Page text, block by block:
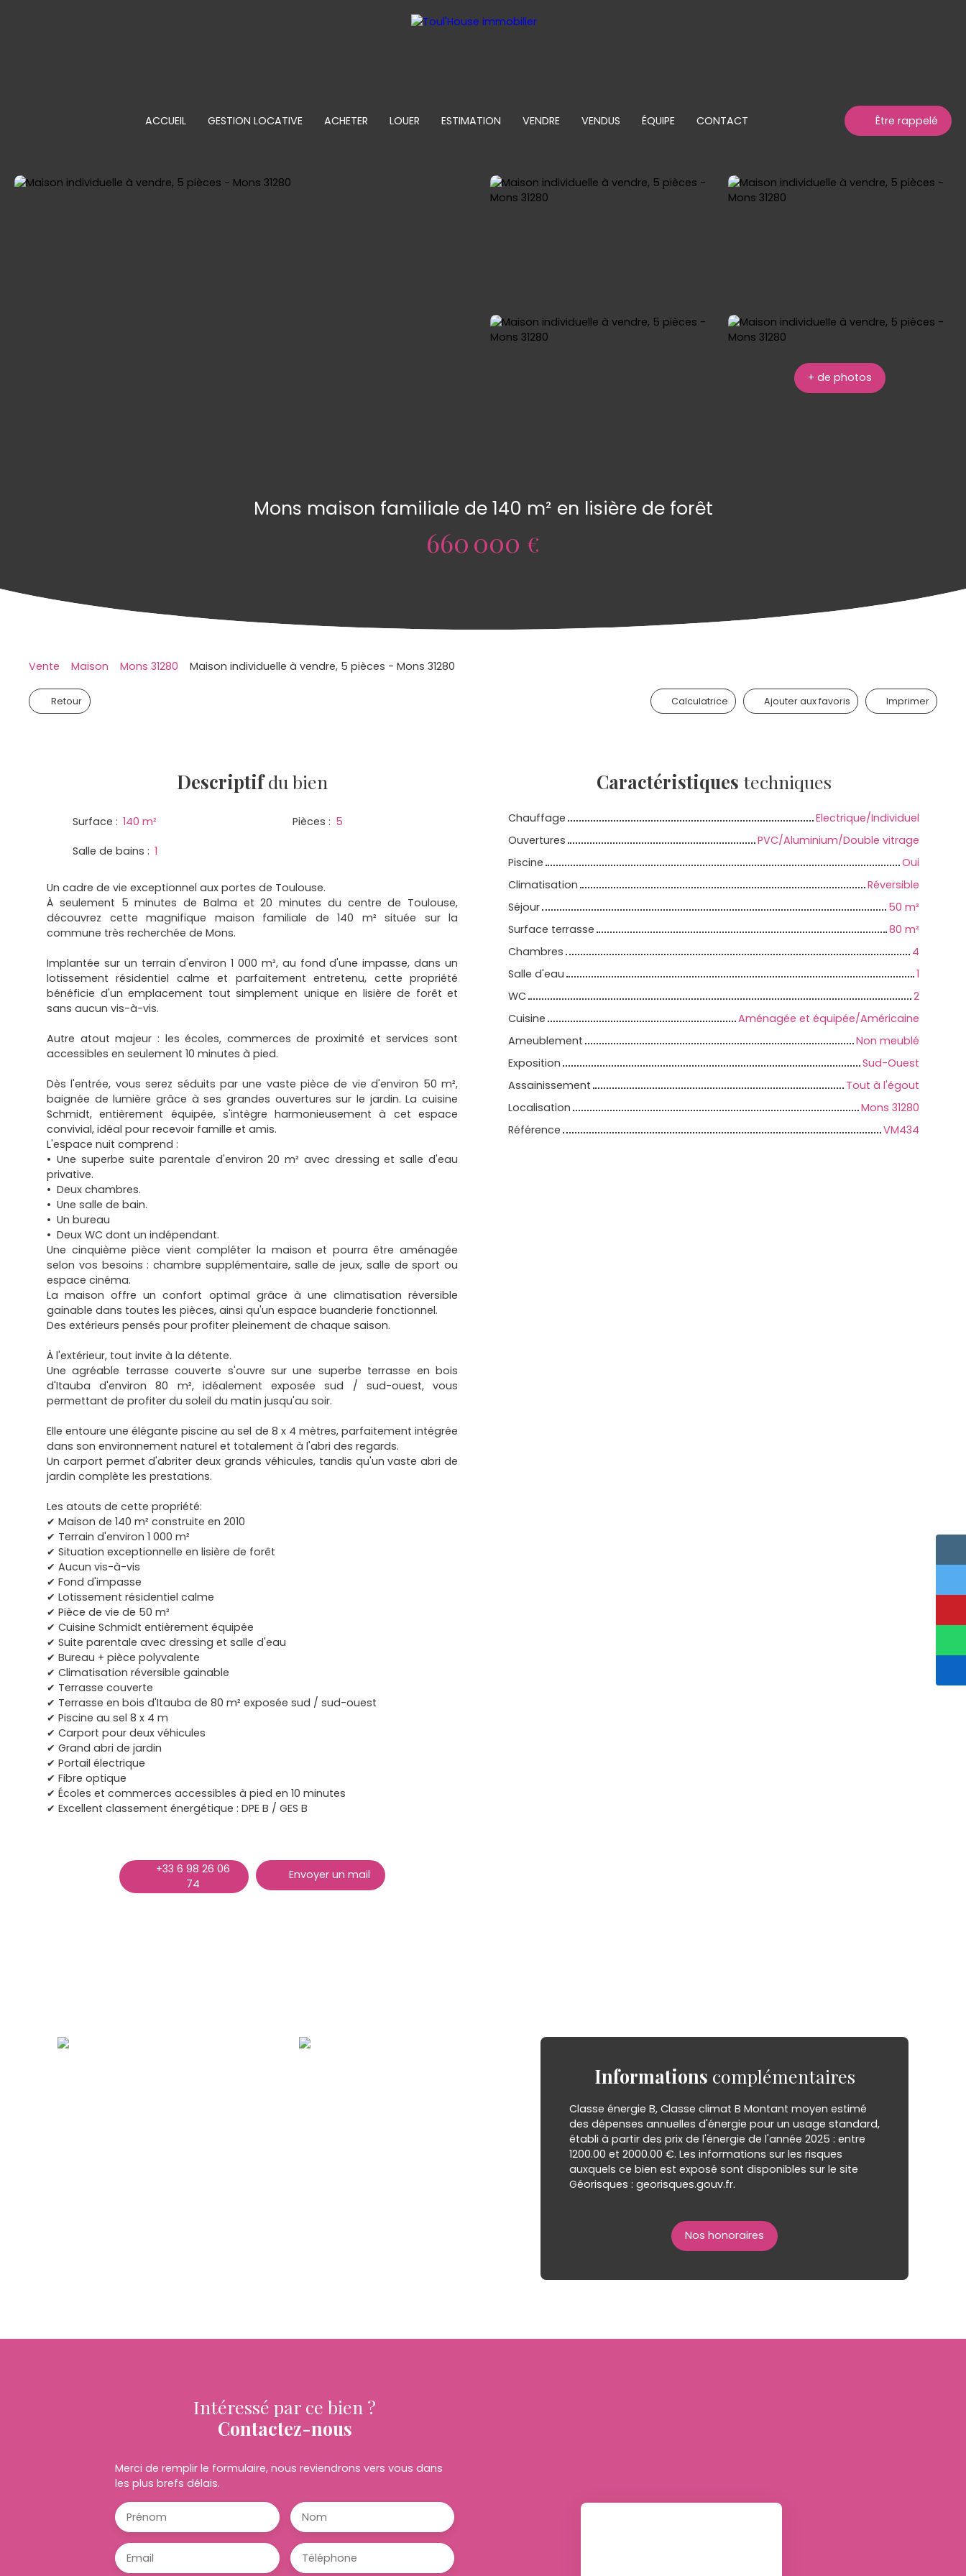
ACCUEIL GESTION LOCATIVE ACHETER LOUER ESTIMATION VENDRE VENDUS ÉQUIPE CONTACT Être rappelé
+ de photos
Mons maison familiale de 140 m² en lisière de forêt
660 000 €
Vente Maison Mons 31280 Maison individuelle à vendre, 5 pièces - Mons 31280
Retour Calculatrice Ajouter aux favoris Imprimer
Descriptifdu bien
Surface : 140 m² Pièces : 5
Salle de bains : 1
Un cadre de vie exceptionnel aux portes de Toulouse.
À seulement 5 minutes de Balma et 20 minutes du centre de Toulouse,
découvrez cette magnifique maison familiale de 140 m² située sur la
commune très recherchée de Mons.
Implantée sur un terrain d'environ 1 000 m², au fond d'une impasse, dans un
lotissement résidentiel calme et parfaitement entretenu, cette propriété
bénéficie d'un emplacement tout simplement unique en lisière de forêt et
sans aucun vis-à-vis.
Autre atout majeur : les écoles, commerces de proximité et services sont
accessibles en seulement 10 minutes à pied.
Dès l'entrée, vous serez séduits par une vaste pièce de vie d'environ 50 m²,
baignée de lumière grâce à ses grandes ouvertures sur le jardin. La cuisine
Schmidt, entièrement équipée, s'intègre harmonieusement à cet espace
convivial, idéal pour recevoir famille et amis.
L'espace nuit comprend :
Une superbe suite parentale d'environ 20 m² avec dressing et salle d'eau
privative.
Deux chambres.
Une salle de bain.
Un bureau
Deux WC dont un indépendant.
Une cinquième pièce vient compléter la maison et pourra être aménagée
selon vos besoins : chambre supplémentaire, salle de jeux, salle de sport ou
espace cinéma.
La maison offre un confort optimal grâce à une climatisation réversible
gainable dans toutes les pièces, ainsi qu'un espace buanderie fonctionnel.
Des extérieurs pensés pour profiter pleinement de chaque saison.
À l'extérieur, tout invite à la détente.
Une agréable terrasse couverte s'ouvre sur une superbe terrasse en bois
d'Itauba d'environ 80 m², idéalement exposée sud / sud-ouest, vous
permettant de profiter du soleil du matin jusqu'au soir.
Elle entoure une élégante piscine au sel de 8 x 4 mètres, parfaitement intégrée
dans son environnement naturel et totalement à l'abri des regards.
Un carport permet d'abriter deux grands véhicules, tandis qu'un vaste abri de
jardin complète les prestations.
Les atouts de cette propriété:
✔ Maison de 140 m² construite en 2010
✔ Terrain d'environ 1 000 m²
✔ Situation exceptionnelle en lisière de forêt
✔ Aucun vis-à-vis
✔ Fond d'impasse
✔ Lotissement résidentiel calme
✔ Pièce de vie de 50 m²
✔ Cuisine Schmidt entièrement équipée
✔ Suite parentale avec dressing et salle d'eau
✔ Bureau + pièce polyvalente
✔ Climatisation réversible gainable
✔ Terrasse couverte
✔ Terrasse en bois d'Itauba de 80 m² exposée sud / sud-ouest
✔ Piscine au sel 8 x 4 m
✔ Carport pour deux véhicules
✔ Grand abri de jardin
✔ Portail électrique
✔ Fibre optique
✔ Écoles et commerces accessibles à pied en 10 minutes
✔ Excellent classement énergétique : DPE B / GES B
+33 6 98 26 06
74
Envoyer un mail
Caractéristiques techniques
Chauffage
Electrique/Individuel
Ouvertures
PVC/Aluminium/Double vitrage
Piscine
Oui
Climatisation
Réversible
Séjour
50 m²
Surface terrasse
80 m²
Chambres
4
Salle d'eau
1
WC
2
Cuisine
Aménagée et équipée/Américaine
Ameublement
Non meublé
Exposition
Sud-Ouest
Assainissement
Tout à l'égout
Localisation
Mons 31280
Référence
VM434
Informations complémentaires
Classe énergie B, Classe climat B Montant moyen estimé
des dépenses annuelles d'énergie pour un usage standard,
établi à partir des prix de l'énergie de l'année 2025 : entre
1200.00 et 2000.00 €. Les informations sur les risques
auxquels ce bien est exposé sont disponibles sur le site
Géorisques : georisques.gouv.fr.
Nos honoraires
Intéressé par ce bien ?
Contactez-nous
Merci de remplir le formulaire, nous reviendrons vers vous dans
les plus brefs délais.
Prénom Nom
Email Téléphone